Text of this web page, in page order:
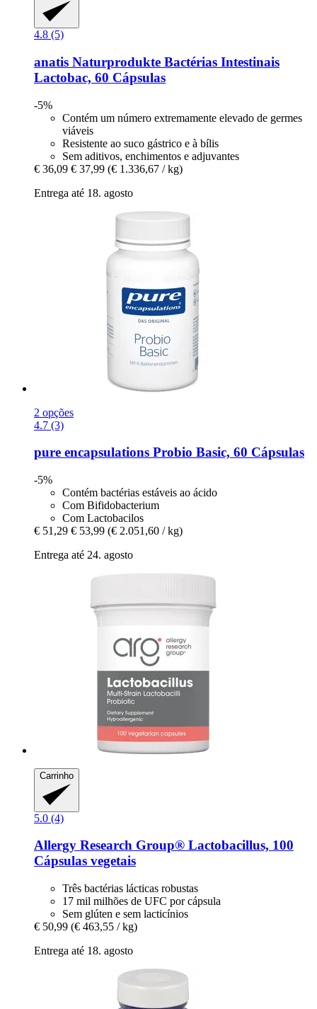
4.8 (5)
anatis Naturprodukte Bactérias Intestinais
Lactobac, 60 Cápsulas
-5%
Contém um número extremamente elevado de germes
viáveis
Resistente ao suco gástrico e à bílis
Sem aditivos, enchimentos e adjuvantes
€ 36,09 € 37,99 (€ 1.336,67 / kg)
Entrega até 18. agosto
2 opções
4.7 (3)
pure encapsulations Probio Basic, 60 Cápsulas
-5%
Contém bactérias estáveis ao ácido
Com Bifidobacterium
Com Lactobacilos
€ 51,29 € 53,99 (€ 2.051,60 / kg)
Entrega até 24. agosto
Carrinho
5.0 (4)
Allergy Research Group® Lactobacillus, 100
Cápsulas vegetais
Três bactérias lácticas robustas
17 mil milhões de UFC por cápsula
Sem glúten e sem lacticínios
€ 50,99 (€ 463,55 / kg)
Entrega até 18. agosto